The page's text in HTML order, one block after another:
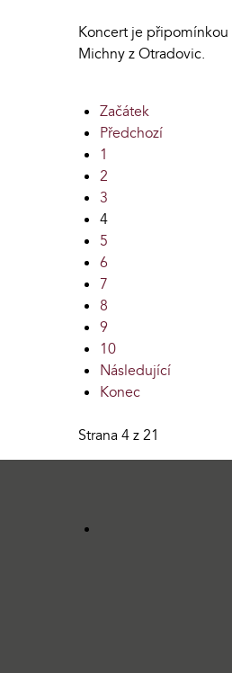
Koncert je
Michny z Otradovic.
Začátek
Předchozí
1
2
3
4
5
6
7
8
9
10
Následující
Konec
Strana 4 z 21